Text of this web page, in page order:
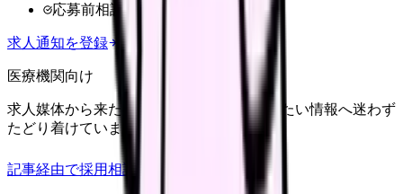
応募前相談OK
求人通知を登録
医療機関向け
求人媒体から来た看護師が、応募前に知りたい情報へ迷わず
たどり着けていますか？
記事経由で採用相談